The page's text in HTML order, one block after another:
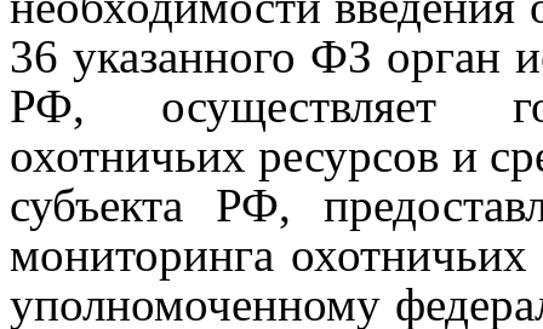
36 указанного ФЗ орган
РФ, осуществляет
охотничьих ресурсов и
субъекта РФ,
мониторинга
уполномоченному